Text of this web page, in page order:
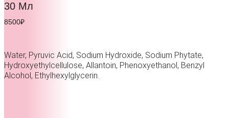
30 Мл
8500₽
Water, Pyruvic Acid, Sodium Hydroxide, Sodium Phytate,
Hydroxyethylcellulose, Allantoin, Phenoxyethanol, Benzyl
Alcohol, Ethylhexylglycerin.